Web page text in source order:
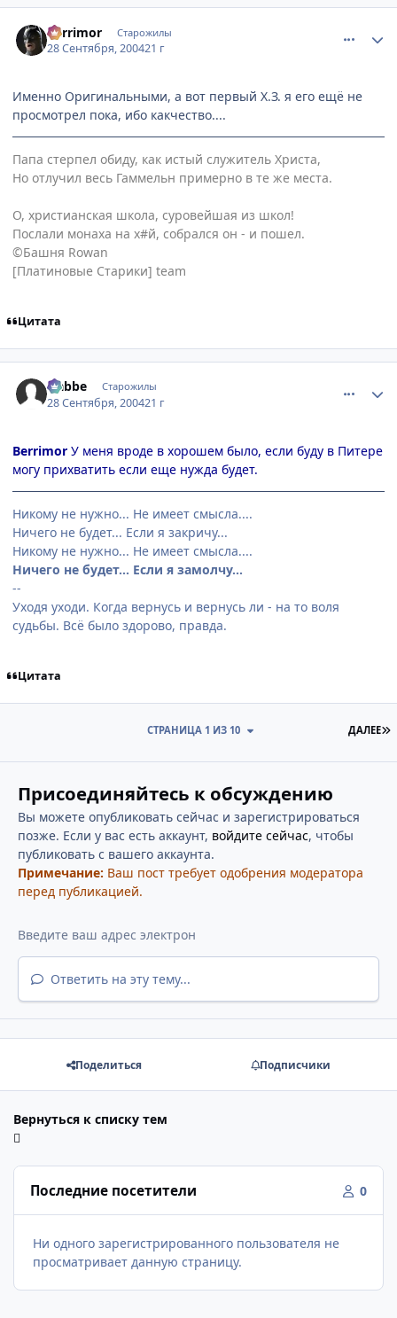
Berrimor Старожилы
28 Сентября, 200421 г
Именно Оригинальными, а вот первый Х.З. я его ещё не
просмотрел пока, ибо какчество....
Папа стерпел обиду, как истый служитель Христа,
Но отлучил весь Гаммельн примерно в те же места.
О, христианская школа, суровейшая из школ!
Послали монаха на х#й, собрался он - и пошел.
©Башня Rowan
[Платиновые Старики] team
Цитата
Nabbe Старожилы
28 Сентября, 200421 г
Berrimor У меня вроде в хорошем было, если буду в Питере
могу прихватить если еще нужда будет.
Никому не нужно... Не имеет смысла....
Ничего не будет... Если я закричу...
Никому не нужно... Не имеет смысла....
Ничего не будет... Если я замолчу...
--
Уходя уходи. Когда вернусь и вернусь ли - на то воля
судьбы. Всё было здорово, правда.
Цитата
ДАЛЕЕ
СТРАНИЦА 1 ИЗ 10
Присоединяйтесь к обсуждению
Вы можете опубликовать сейчас и зарегистрироваться
позже. Если у вас есть аккаунт, войдите сейчас, чтобы
публиковать с вашего аккаунта.
Примечание: Ваш пост требует одобрения модератора
перед публикацией.
Ответить на эту тему...
Поделиться Подписчики
Вернуться к списку тем
Последние посетители 0
Ни одного зарегистрированного пользователя не
просматривает данную страницу.